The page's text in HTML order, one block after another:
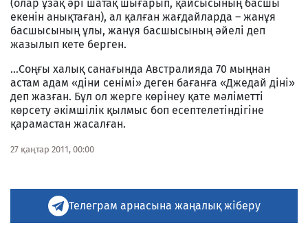
(олар ұзақ әрі шатақ шығарып, қайсысының басшы
екенін анықтаған), ал қалған жағдайларда – жанұя
басшысының ұлы, жанұя басшысының әйелі деп
жазылып кете берген.
…Соңғы халық санағында Австралияда 70 мыңнан
астам адам «діни сенімі» деген бағанға «Джедай діні»
деп жазған. Бұл ол жерге көрінеу қате мәліметті
көрсету әкімшілік қылмыс боп есептелетіндігіне
қарамастан жасалған.
27 қаңтар 2011, 00:00
Телеграм арнасына жаңалық жіберу